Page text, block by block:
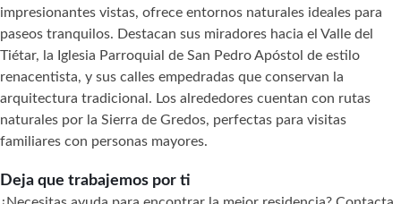
impresionantes vistas, ofrece entornos naturales ideales para
paseos tranquilos. Destacan sus miradores hacia el Valle del
Tiétar, la Iglesia Parroquial de San Pedro Apóstol de estilo
renacentista, y sus calles empedradas que conservan la
arquitectura tradicional. Los alrededores cuentan con rutas
naturales por la Sierra de Gredos, perfectas para visitas
familiares con personas mayores.
Deja que trabajemos por ti